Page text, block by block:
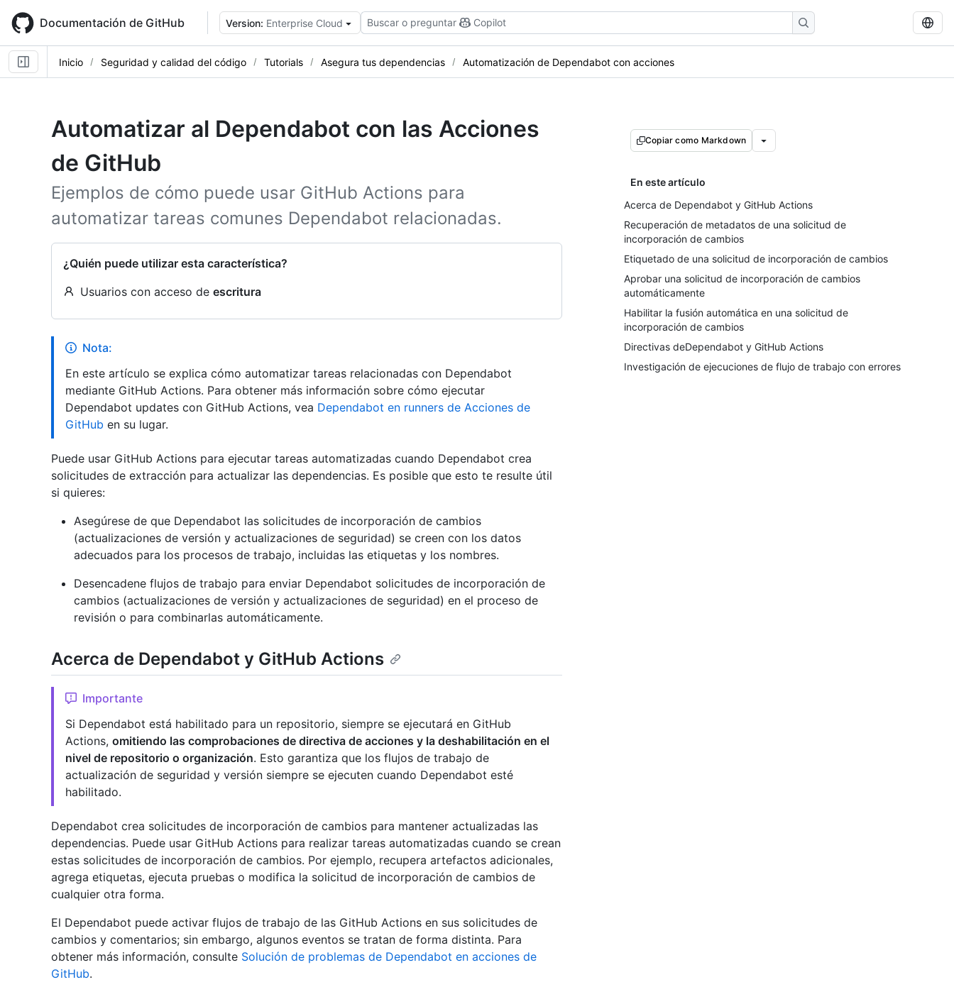
main
content
Documentación de GitHub Version: Enterprise Cloud Buscar o preguntar Copilot
Inicio Seguridad y calidad del código Tutorials Asegura tus dependencias Automatización de Dependabot con acciones
Automatizar al Dependabot con las Acciones
de GitHub
Ejemplos de cómo puede usar GitHub Actions para
automatizar tareas comunes Dependabot relacionadas.
¿Quién puede utilizar esta característica?
Usuarios con acceso de escritura
Copiar como Markdown
En este artículo
Acerca de Dependabot y GitHub Actions
Recuperación de metadatos de una solicitud de
incorporación de cambios
Etiquetado de una solicitud de incorporación de cambios
Aprobar una solicitud de incorporación de cambios
automáticamente
Habilitar la fusión automática en una solicitud de
incorporación de cambios
Directivas deDependabot y GitHub Actions
Investigación de ejecuciones de flujo de trabajo con errores
Nota:
En este artículo se explica cómo automatizar tareas relacionadas con Dependabot
mediante GitHub Actions. Para obtener más información sobre cómo ejecutar
Dependabot updates con GitHub Actions, vea Dependabot en runners de Acciones de
GitHub en su lugar.
Puede usar GitHub Actions para ejecutar tareas automatizadas cuando Dependabot crea
solicitudes de extracción para actualizar las dependencias. Es posible que esto te resulte útil
si quieres:
Asegúrese de que Dependabot las solicitudes de incorporación de cambios
(actualizaciones de versión y actualizaciones de seguridad) se creen con los datos
adecuados para los procesos de trabajo, incluidas las etiquetas y los nombres.
Desencadene flujos de trabajo para enviar Dependabot solicitudes de incorporación de
cambios (actualizaciones de versión y actualizaciones de seguridad) en el proceso de
revisión o para combinarlas automáticamente.
Acerca de Dependabot y GitHub Actions
Importante
Si Dependabot está habilitado para un repositorio, siempre se ejecutará en GitHub
Actions, omitiendo las comprobaciones de directiva de acciones y la deshabilitación en el
nivel de repositorio o organización. Esto garantiza que los flujos de trabajo de
actualización de seguridad y versión siempre se ejecuten cuando Dependabot esté
habilitado.
Dependabot crea solicitudes de incorporación de cambios para mantener actualizadas las
dependencias. Puede usar GitHub Actions para realizar tareas automatizadas cuando se crean
estas solicitudes de incorporación de cambios. Por ejemplo, recupera artefactos adicionales,
agrega etiquetas, ejecuta pruebas o modifica la solicitud de incorporación de cambios de
cualquier otra forma.
El Dependabot puede activar flujos de trabajo de las GitHub Actions en sus solicitudes de
cambios y comentarios; sin embargo, algunos eventos se tratan de forma distinta. Para
obtener más información, consulte Solución de problemas de Dependabot en acciones de
GitHub.